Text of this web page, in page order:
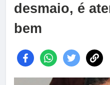
desmaio, é
bem